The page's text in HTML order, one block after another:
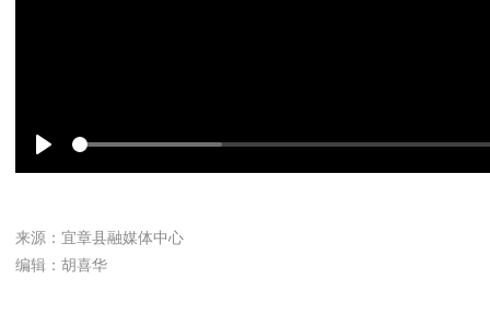
Play
来源：宜章县融媒体中心
编辑：胡喜华